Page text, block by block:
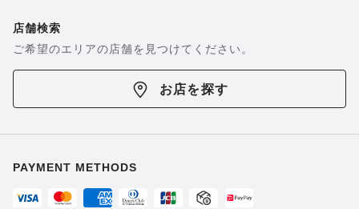
店舗検索
ご希望のエリアの店舗を見つけてください。
お店を探す
PAYMENT METHODS